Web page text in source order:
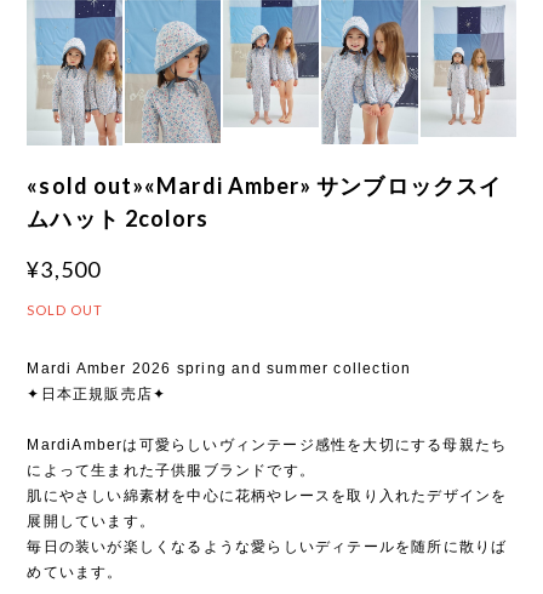
«sold out»«Mardi Amber» サンブロックスイ
ムハット 2colors
¥3,500
SOLD OUT
Mardi Amber 2026 spring and summer collection
✦日本正規販売店✦
MardiAmberは可愛らしいヴィンテージ感性を大切にする母親たち
によって生まれた子供服ブランドです。
肌にやさしい綿素材を中心に花柄やレースを取り入れたデザインを
展開しています。
毎日の装いが楽しくなるような愛らしいディテールを随所に散りば
めています。